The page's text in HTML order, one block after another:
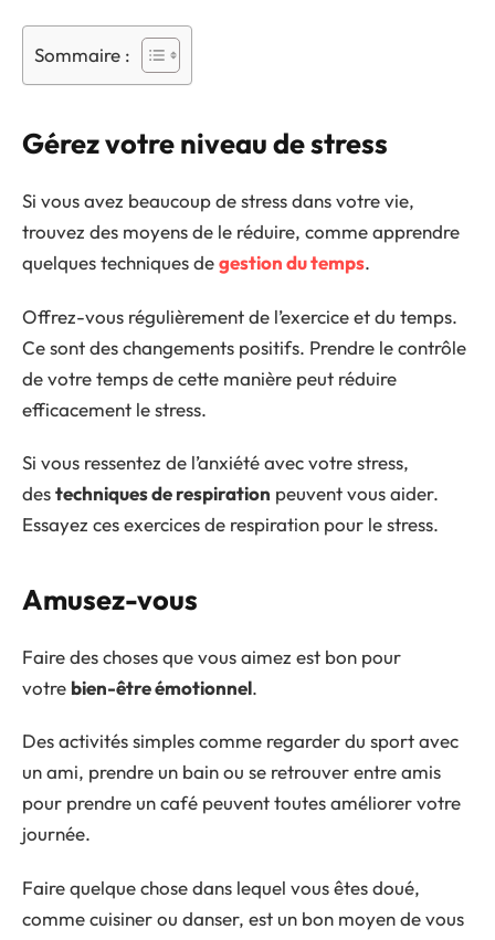
Sommaire :
Gérez votre niveau de stress
Si vous avez beaucoup de stress dans votre vie,
trouvez des moyens de le réduire, comme apprendre
quelques techniques degestion du temps.
Offrez-vous régulièrement de l’exercice et du temps.
Ce sont des changements positifs. Prendre le contrôle
de votre temps de cette manière peut réduire
efficacement le stress.
Si vous ressentez de l’anxiété avec votre stress,
destechniques de respiration peuvent vous aider.
Essayez ces exercices de respiration pour le stress.
Amusez-vous
Faire des choses que vous aimez est bon pour
votre bien-être émotionnel.
Des activités simples comme regarder du sport avec
un ami, prendre un bain ou se retrouver entre amis
pour prendre un café peuvent toutes améliorer votre
journée.
Faire quelque chose dans lequel vous êtes doué,
comme cuisiner ou danser, est un bon moyen de vous